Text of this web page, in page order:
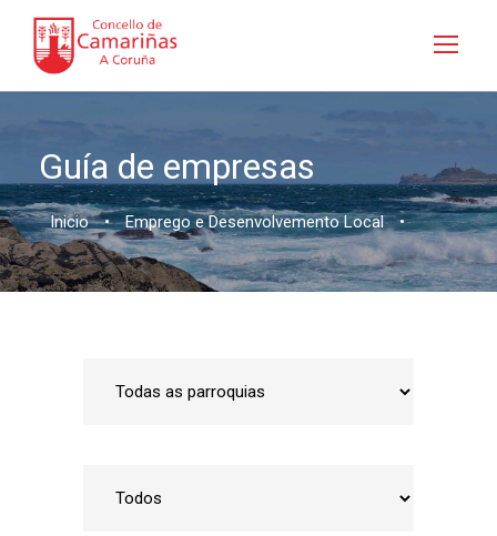
Guía de empresas
Inicio • Emprego e Desenvolvemento Local •